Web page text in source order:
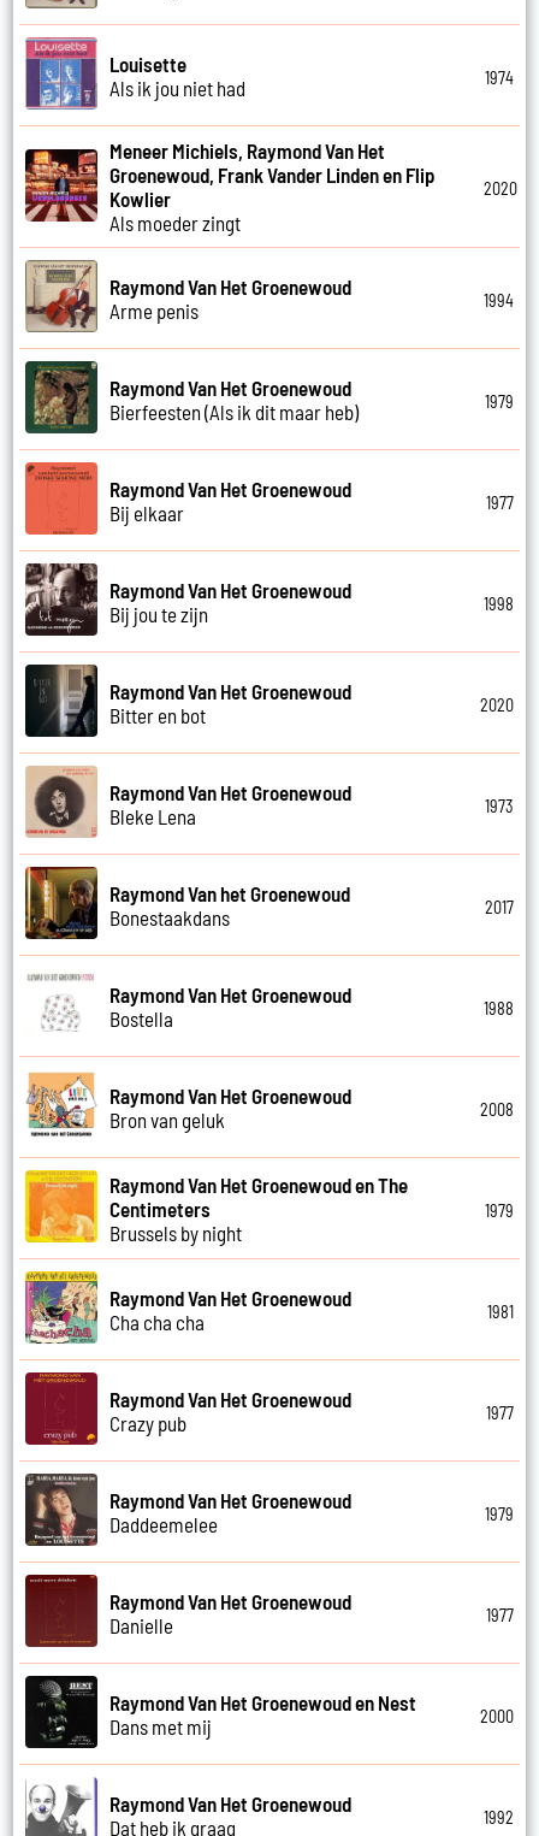
Louisette
Als ik jou niet had
1974
Meneer Michiels, Raymond Van Het
Groenewoud, Frank Vander Linden en Flip
Kowlier
Als moeder zingt
2020
Raymond Van Het Groenewoud
Arme penis
1994
Raymond Van Het Groenewoud
Bierfeesten (Als ik dit maar heb)
1979
Raymond Van Het Groenewoud
Bij elkaar
1977
Raymond Van Het Groenewoud
Bij jou te zijn
1998
Raymond Van Het Groenewoud
Bitter en bot
2020
Raymond Van Het Groenewoud
Bleke Lena
1973
Raymond Van het Groenewoud
Bonestaakdans
2017
Raymond Van Het Groenewoud
Bostella
1988
Raymond Van Het Groenewoud
Bron van geluk
2008
Raymond Van Het Groenewoud en The
Centimeters
Brussels by night
1979
Raymond Van Het Groenewoud
Cha cha cha
1981
Raymond Van Het Groenewoud
Crazy pub
1977
Raymond Van Het Groenewoud
Daddeemelee
1979
Raymond Van Het Groenewoud
Danielle
1977
Raymond Van Het Groenewoud en Nest
Dans met mij
2000
Raymond Van Het Groenewoud
Dat heb ik graag
1992